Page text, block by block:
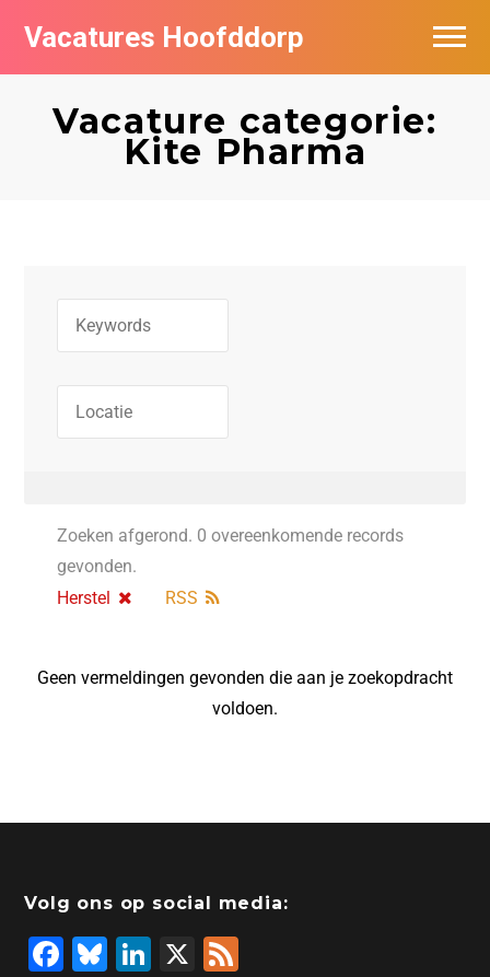
Vacatures Hoofddorp
Vacature categorie:
Kite Pharma
Zoeken afgerond. 0 overeenkomende records
gevonden.
Herstel
RSS
Geen vermeldingen gevonden die aan je zoekopdracht
voldoen.
Volg ons op social media:
F
Bl
Li
X
Vacatures per bedrijf in Hoofddorp